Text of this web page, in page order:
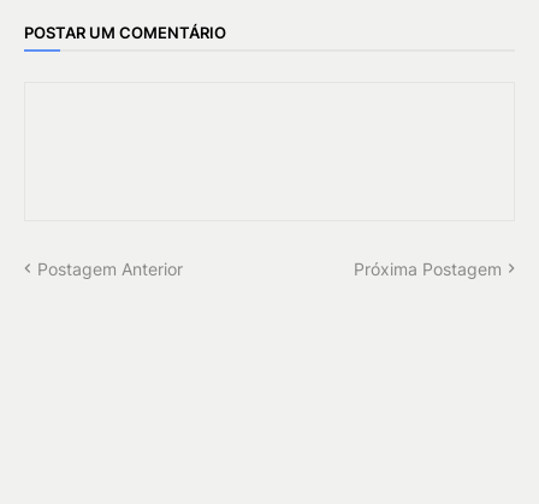
POSTAR UM COMENTÁRIO
Postagem Anterior Próxima Postagem